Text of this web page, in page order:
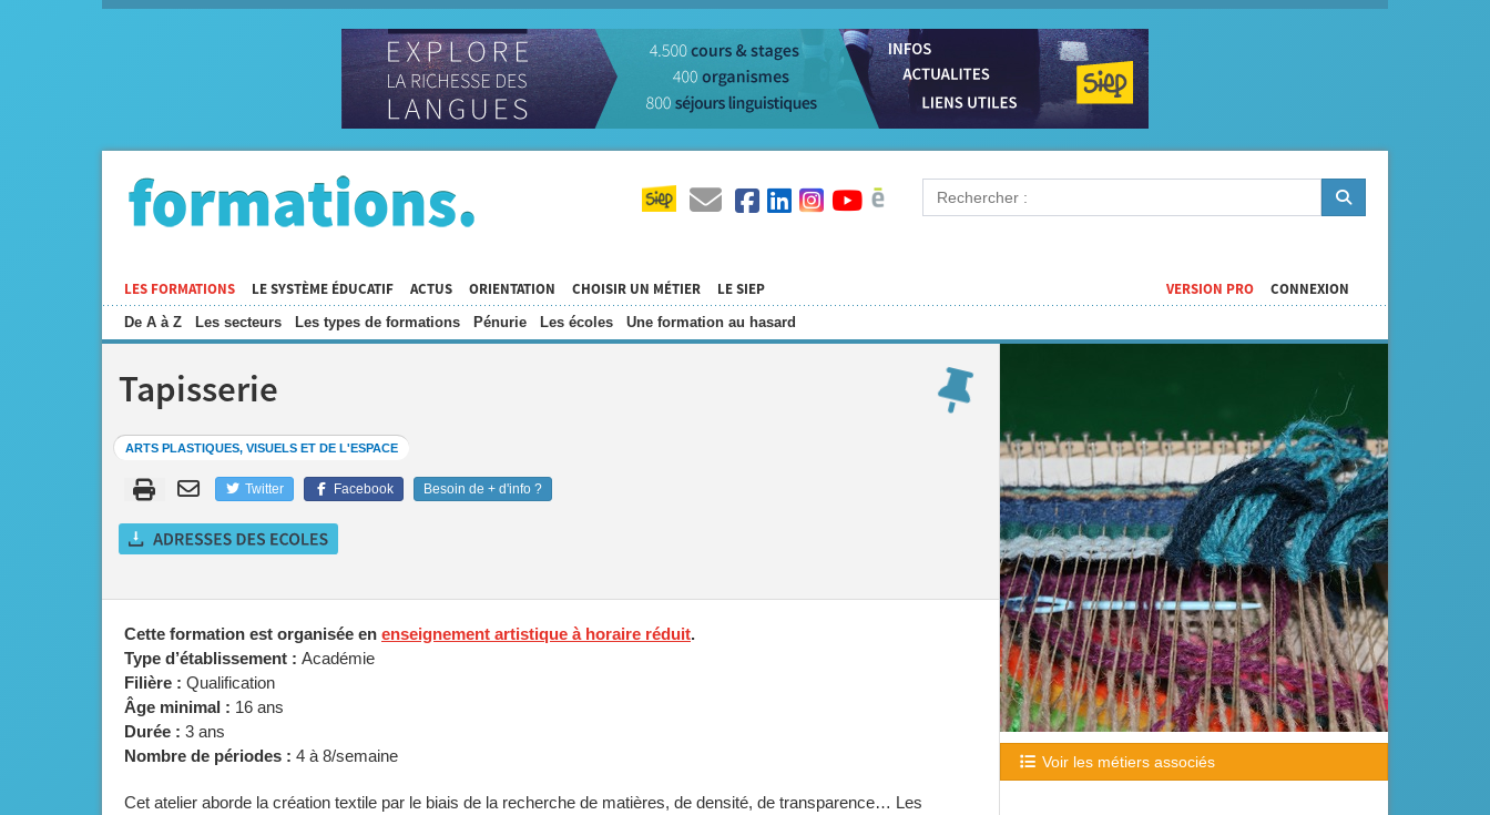
LES FORMATIONS
De A à Z Les secteurs Les types de formations Pénurie Les écoles Une formation au hasard
LE SYSTÈME ÉDUCATIF ACTUS ORIENTATION CHOISIR UN MÉTIER LE SIEP CONNEXION
VERSION PRO
Tapisserie
ARTS PLASTIQUES, VISUELS ET DE L'ESPACE
Twitter Facebook Besoin de + d'info ?
Cette formation est organisée en enseignement artistique à horaire réduit.
Type d’établissement : Académie
Filière : Qualification
Âge minimal : 16 ans
Durée : 3 ans
Nombre de périodes : 4 à 8/semaine
Cet atelier aborde la création textile par le biais de la recherche de matières, de densité, de transparence… Les
Voir les métiers associés